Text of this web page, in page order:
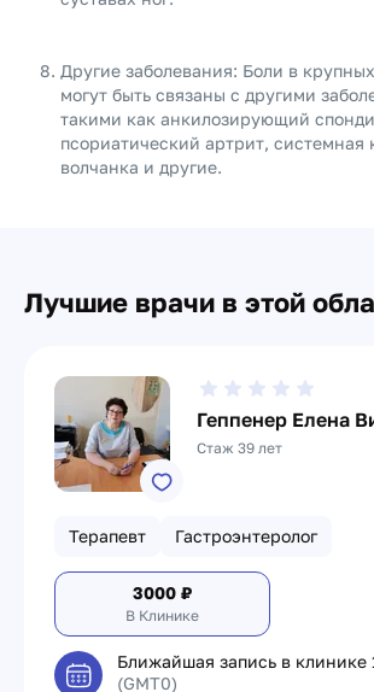
Другие заболевания: Боли в
могут быть связаны с другими
такими как анкилозирующий
псориатический артрит, системная
волчанка и другие.
Лучшие врачи в этой
Геппенер Елена
Стаж 39 лет
Терапевт Гастроэнтеролог
3000 ₽
В Клинике
Ближайшая запись в клинике
(GMT0)